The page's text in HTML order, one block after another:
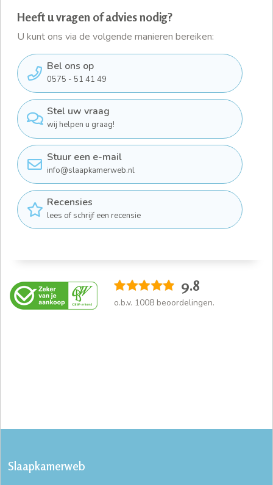
Heeft u vragen of advies nodig?
U kunt ons via de volgende manieren bereiken:
Bel ons op
0575 - 51 41 49
Stel uw vraag
wij helpen u graag!
Stuur een e-mail
info@slaapkamerweb.nl
Recensies
lees of schrijf een recensie
9.8
o.b.v. 1008 beoordelingen.
Slaapkamerweb